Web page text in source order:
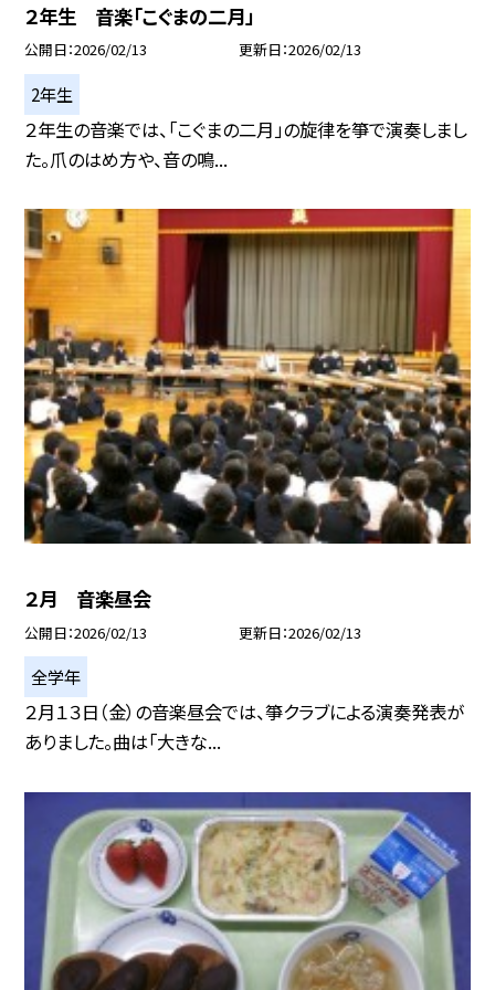
２年生 音楽「こぐまの二月」
公開日 2026/02/13 更新日 2026/02/13
2年生
２年生の音楽では、「こぐまの二月」の旋律を箏で演奏しまし
た。爪のはめ方や、音の鳴...
２月 音楽昼会
公開日 2026/02/13 更新日 2026/02/13
全学年
２月１３日（金）の音楽昼会では、箏クラブによる演奏発表が
ありました。曲は「大きな...